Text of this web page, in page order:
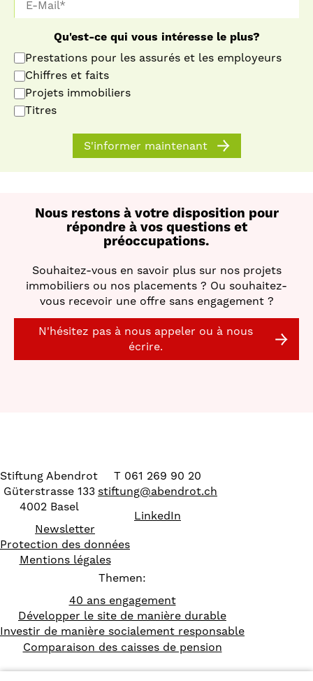
Qu'est-ce qui vous intéresse le plus?
Prestations pour les assurés et les employeurs
Chiffres et faits
Projets immobiliers
Titres
S'informer maintenant
Nous restons à votre disposition pour
répondre à vos questions et
préoccupations.
Souhaitez-vous en savoir plus sur nos projets
immobiliers ou nos placements ? Ou souhaitez-
vous recevoir une offre sans engagement ?
N'hésitez pas à nous appeler ou à nous
écrire.
Stiftung Abendrot
Güterstrasse 133
4002 Basel
T 061 269 90 20
stiftung@abendrot.ch
LinkedIn
Newsletter
Protection des données
Mentions légales
Themen:
40 ans engagement
Développer le site de manière durable
Investir de manière socialement responsable
Comparaison des caisses de pension